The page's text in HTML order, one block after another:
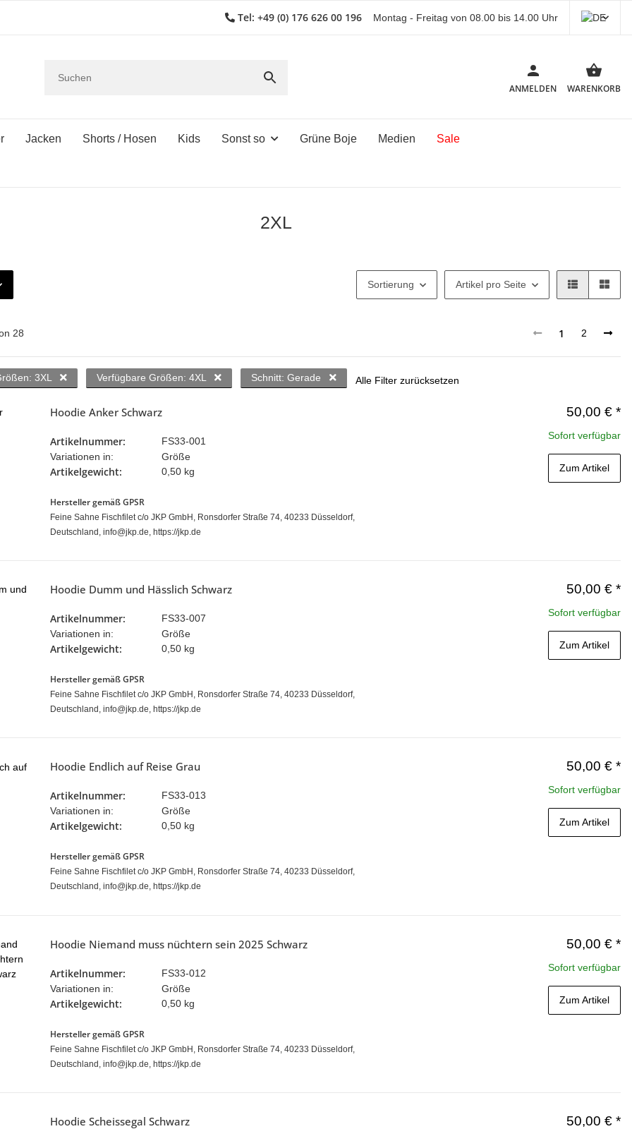
Tel: +49 (0) 176 626 00 196 Montag - Freitag von 08.00 bis 14.00 Uhr
ANMELDEN WARENKORB
Jacken Shorts / Hosen Kids Sonst so Grüne Boje Medien Sale
2XL
Sortierung Artikel pro Seite
28 1 2
3XL Verfügbare Größen: 4XL Schnitt: Gerade Alle Filter zurücksetzen
Hoodie Anker Schwarz
Artikelnummer:
FS33-001
Variationen in:
Größe
Artikelgewicht: 0,50 kg
Hersteller gemäß GPSR
Feine Sahne Fischfilet c/o JKP GmbH, Ronsdorfer Straße 74, 40233 Düsseldorf,
Deutschland, info@jkp.de, https://jkp.de
50,00 € *
Sofort verfügbar
Zum Artikel
Hoodie Dumm und Hässlich Schwarz
Artikelnummer:
FS33-007
Variationen in:
Größe
Artikelgewicht: 0,50 kg
Hersteller gemäß GPSR
Feine Sahne Fischfilet c/o JKP GmbH, Ronsdorfer Straße 74, 40233 Düsseldorf,
Deutschland, info@jkp.de, https://jkp.de
50,00 € *
Sofort verfügbar
Zum Artikel
Hoodie Endlich auf Reise Grau
Artikelnummer:
FS33-013
Variationen in:
Größe
Artikelgewicht: 0,50 kg
Hersteller gemäß GPSR
Feine Sahne Fischfilet c/o JKP GmbH, Ronsdorfer Straße 74, 40233 Düsseldorf,
Deutschland, info@jkp.de, https://jkp.de
50,00 € *
Sofort verfügbar
Zum Artikel
Hoodie Niemand muss nüchtern sein 2025 Schwarz
Artikelnummer:
FS33-012
Variationen in:
Größe
Artikelgewicht: 0,50 kg
Hersteller gemäß GPSR
Feine Sahne Fischfilet c/o JKP GmbH, Ronsdorfer Straße 74, 40233 Düsseldorf,
Deutschland, info@jkp.de, https://jkp.de
50,00 € *
Sofort verfügbar
Zum Artikel
Hoodie Scheissegal Schwarz 50,00 € *